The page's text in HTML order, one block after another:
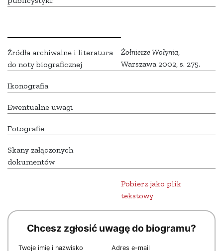
Źródła archiwalne i literatura
do noty biograficznej
Żołnierze Wołynia,
Warszawa 2002, s. 275.
Ikonografia
Ewentualne uwagi
Fotografie
Skany załączonych
dokumentów
Pobierz jako plik
tekstowy
Chcesz zgłosić uwagę do biogramu?
Twoje imię i nazwisko Adres e-mail